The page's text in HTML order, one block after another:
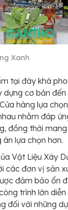
Xanh
tại đây khá
dựng cơ bản
hàng lựa
nhằm đáp
đồng thời
lựa chọn hơn.
Vật Liệu Xây
các đơn vị sản
đảm bảo ổn
trình lớn
đối với những